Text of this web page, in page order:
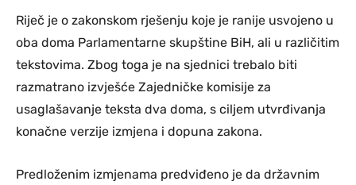
Riječ je o zakonskom rješenju koje je ranije usvojeno u
oba doma Parlamentarne skupštine BiH, ali u različitim
tekstovima. Zbog toga je na sjednici trebalo biti
razmatrano izvješće Zajedničke komisije za
usaglašavanje teksta dva doma, s ciljem utvrđivanja
konačne verzije izmjena i dopuna zakona.
Predloženim izmjenama predviđeno je da državnim